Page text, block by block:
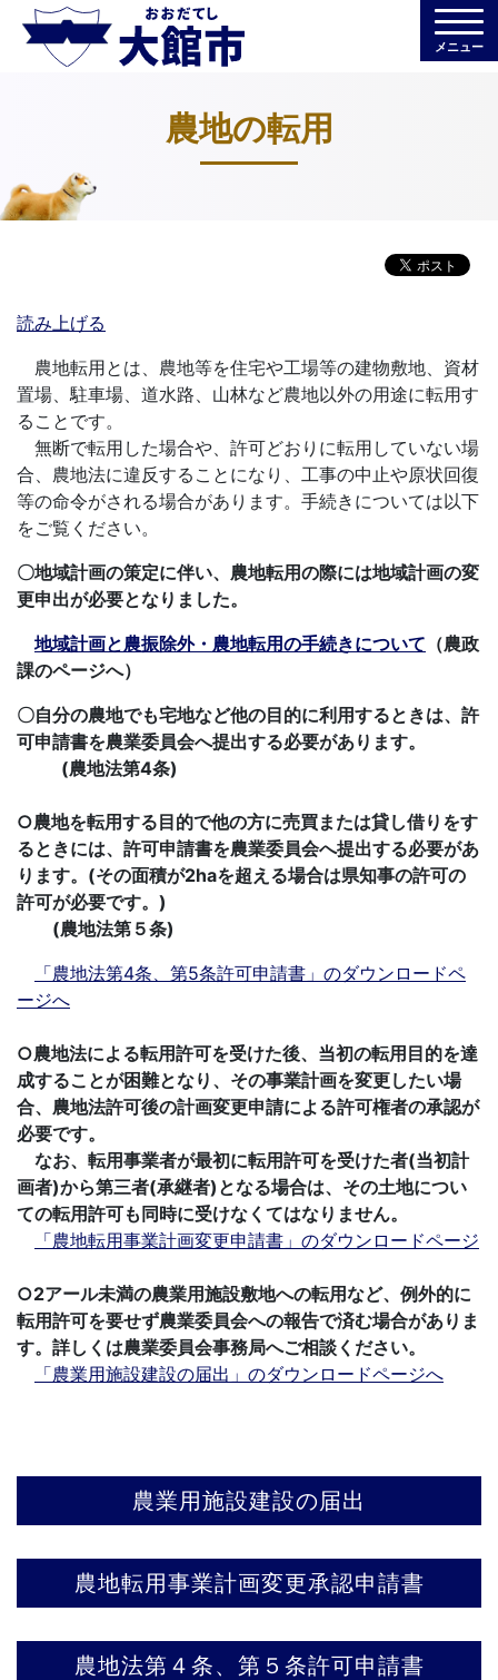
メニュー
農地の転用
読み上げる
農地転用とは、農地等を住宅や工場等の建物敷地、資材
置場、駐車場、道水路、山林など農地以外の用途に転用す
ることです。
無断で転用した場合や、許可どおりに転用していない場
合、農地法に違反することになり、工事の中止や原状回復
等の命令がされる場合があります。手続きについては以下
をご覧ください。
〇地域計画の策定に伴い、農地転用の際には地域計画の変
更申出が必要となりました。
地域計画と農振除外・農地転用の手続きについて （農政
課のページへ）
〇自分の農地でも宅地など他の目的に利用するときは、許
可申請書を農業委員会へ提出する必要があります。
(農地法第4条)
○農地を転用する目的で他の方に売買または貸し借りをす
るときには、 許可申請書を農業委員会へ提出する必要があ
ります。 (その面積が2haを超える場合は県知事の許可の
許可が必要です。)
(農地法第５条)
「農地法第4条、第5条許可申請書」のダウンロードペ
ージへ
○農地法による転用許可を受けた後、当初の転用目的を達
成することが困難となり、その事業計画を変更したい場
合、 農地法許可後の計画変更申請による許可権者の承認が
必要です。
なお、転用事業者が最初に転用許可を受けた者(当初計
画者)から第三者(承継者)となる場合は、その土地につい
ての転用許可も同時に受けなくてはなりません。
「農地転用事業計画変更申請書」のダウンロードページ
○2アール未満の農業用施設敷地への転用など、例外的に
転用許可を要せず農業委員会への報告で済む場合がありま
す。詳しくは農業委員会事務局へご相談ください。
「農業用施設建設の届出」のダウンロードページへ
農業用施設建設の届出
農地転用事業計画変更承認申請書
農地法第４条、第５条許可申請書